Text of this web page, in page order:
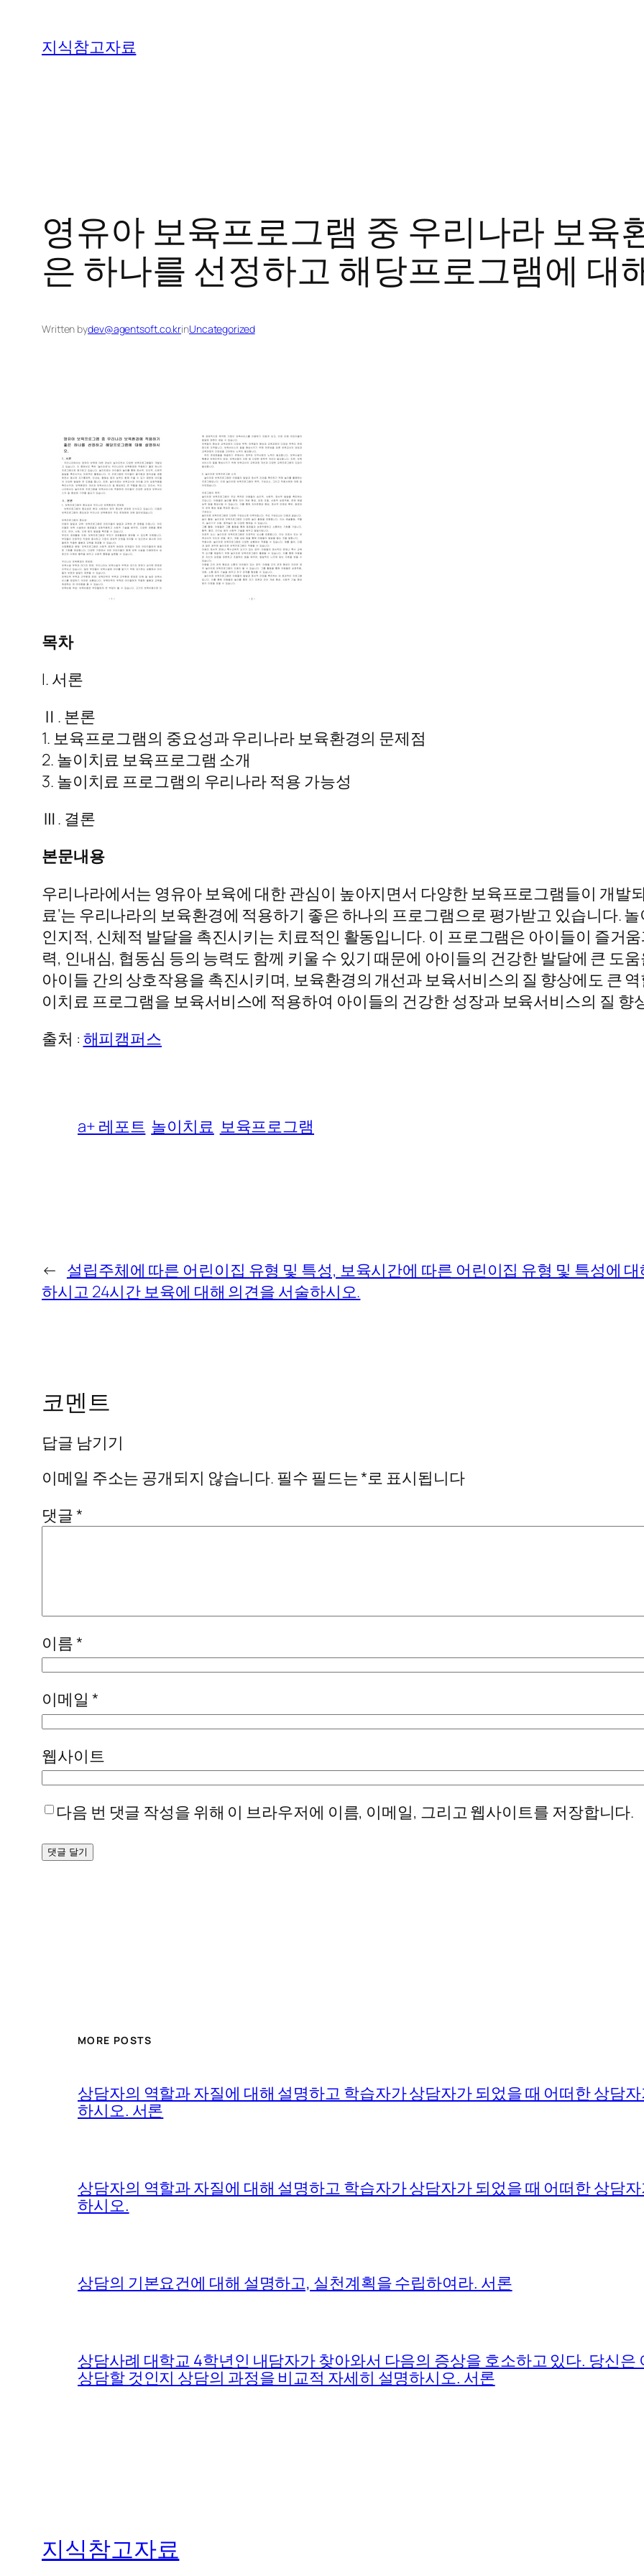
지식참고자료
영유아 보육프로그램 중 우리나라 보육
은 하나를 선정하고 해당프로그램에 대
Written bydev@agentsoft.co.krinUncategorized
목차
I. 서론
Ⅱ. 본론
1. 보육프로그램의 중요성과 우리나라 보육환경의 문제점
2. 놀이치료 보육프로그램 소개
3. 놀이치료 프로그램의 우리나라 적용 가능성
Ⅲ. 결론
본문내용
우리나라에서는 영유아 보육에 대한 관심이 높아지면서 다양한 보육프로그램들이 개발
료’는 우리나라의 보육환경에 적용하기 좋은 하나의 프로그램으로 평가받고 있습니다.
인지적, 신체적 발달을 촉진시키는 치료적인 활동입니다. 이 프로그램은 아이들이 즐거
력, 인내심, 협동심 등의 능력도 함께 키울 수 있기 때문에 아이들의 건강한 발달에 큰 도
아이들 간의 상호작용을 촉진시키며, 보육환경의 개선과 보육서비스의 질 향상에도 큰
이치료 프로그램을 보육서비스에 적용하여 아이들의 건강한 성장과 보육서비스의 질 향
출처 : 해피캠퍼스
a+ 레포트 놀이치료 보육프로그램
← 설립주체에 따른 어린이집 유형 및 특성, 보육시간에 따른 어린이집 유형 및 특성에 대
하시고 24시간 보육에 대해 의견을 서술하시오.
코멘트
답글 남기기
이메일 주소는 공개되지 않습니다. 필수 필드는*로 표시됩니다
댓글*
이름*
이메일 *
웹사이트
다음 번 댓글 작성을 위해 이 브라우저에 이름, 이메일, 그리고 웹사이트를 저장합니다.
MORE POSTS
상담자의 역할과 자질에 대해 설명하고 학습자가 상담자가 되었을 때 어떠한 상담
하시오. 서론
상담자의 역할과 자질에 대해 설명하고 학습자가 상담자가 되었을 때 어떠한 상담
하시오.
상담의 기본요건에 대해 설명하고, 실천계획을 수립하여라. 서론
상담사례 대학교 4학년인 내담자가 찾아와서 다음의 증상을 호소하고 있다. 당신은
상담할 것인지 상담의 과정을 비교적 자세히 설명하시오. 서론
지식참고자료